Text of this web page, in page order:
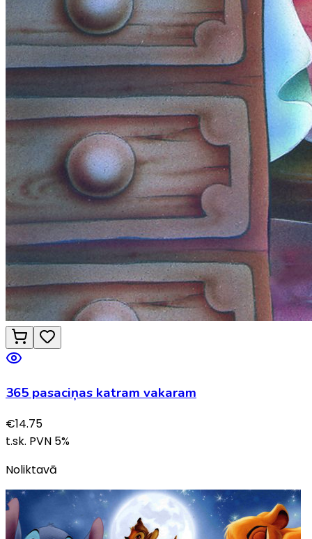
365 pasaciņas katram vakaram
€14.75
t.sk. PVN 5%
Noliktavā